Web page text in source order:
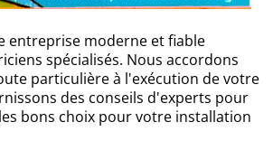
entreprise moderne et fiable
spécialisés. Nous accordons
particulière à l'exécution de votre
des conseils d'experts pour
bons choix pour votre installation